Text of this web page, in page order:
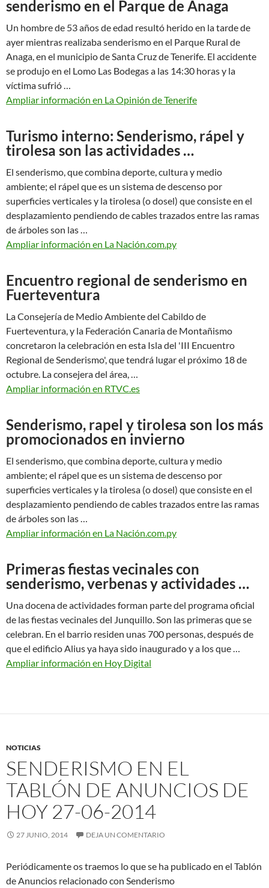
senderismo en el Parque de Anaga
Un hombre de 53 años de edad resultó herido en la tarde de
ayer mientras realizaba senderismo en el Parque Rural de
Anaga, en el municipio de Santa Cruz de Tenerife. El accidente
se produjo en el Lomo Las Bodegas a las 14:30 horas y la
víctima sufrió …
Ampliar información en La Opinión de Tenerife
Turismo interno: Senderismo, rápel y
tirolesa son las actividades …
El senderismo, que combina deporte, cultura y medio
ambiente; el rápel que es un sistema de descenso por
superficies verticales y la tirolesa (o dosel) que consiste en el
desplazamiento pendiendo de cables trazados entre las ramas
de árboles son las …
Ampliar información en La Nación.com.py
Encuentro regional de senderismo en
Fuerteventura
La Consejería de Medio Ambiente del Cabildo de
Fuerteventura, y la Federación Canaria de Montañismo
concretaron la celebración en esta Isla del 'III Encuentro
Regional de Senderismo', que tendrá lugar el próximo 18 de
octubre. La consejera del área, …
Ampliar información en RTVC.es
Senderismo, rapel y tirolesa son los más
promocionados en invierno
El senderismo, que combina deporte, cultura y medio
ambiente; el rápel que es un sistema de descenso por
superficies verticales y la tirolesa (o dosel) que consiste en el
desplazamiento pendiendo de cables trazados entre las ramas
de árboles son las …
Ampliar información en La Nación.com.py
Primeras fiestas vecinales con
senderismo, verbenas y actividades …
Una docena de actividades forman parte del programa oficial
de las fiestas vecinales del Junquillo. Son las primeras que se
celebran. En el barrio residen unas 700 personas, después de
que el edificio Alius ya haya sido inaugurado y a los que …
Ampliar información en Hoy Digital
NOTICIAS
SENDERISMO EN EL
TABLÓN DE ANUNCIOS DE
HOY 27-06-2014
27 JUNIO, 2014 DEJA UN COMENTARIO
Periódicamente os traemos lo que se ha publicado en el Tablón
de Anuncios relacionado con Senderismo